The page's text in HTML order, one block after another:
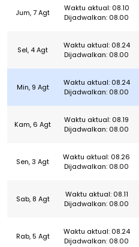
Jum, 7 Agt
Waktu aktual: 08.10
Dijadwalkan: 08.00
Sel, 4 Agt
Waktu aktual: 08.24
Dijadwalkan: 08.00
Min, 9 Agt
Waktu aktual: 08.24
Dijadwalkan: 08.00
Kam, 6 Agt
Waktu aktual: 08.19
Dijadwalkan: 08.00
Sen, 3 Agt
Waktu aktual: 08.26
Dijadwalkan: 08.00
Sab, 8 Agt
Waktu aktual: 08.11
Dijadwalkan: 08.00
Rab, 5 Agt
Waktu aktual: 08.24
Dijadwalkan: 08.00